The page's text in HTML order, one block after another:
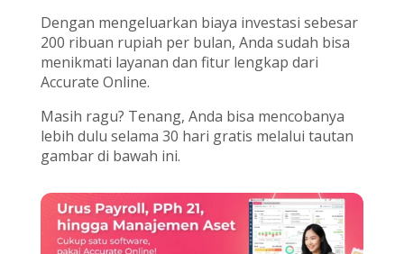
Dengan mengeluarkan biaya investasi sebesar
200 ribuan rupiah per bulan, Anda sudah bisa
menikmati layanan dan fitur lengkap dari
Accurate Online.
Masih ragu? Tenang, Anda bisa mencobanya
lebih dulu selama 30 hari gratis melalui tautan
gambar di bawah ini.